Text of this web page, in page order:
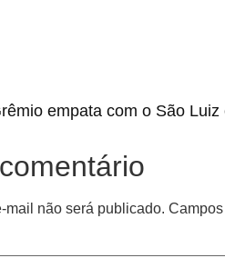
mail não será publicado.